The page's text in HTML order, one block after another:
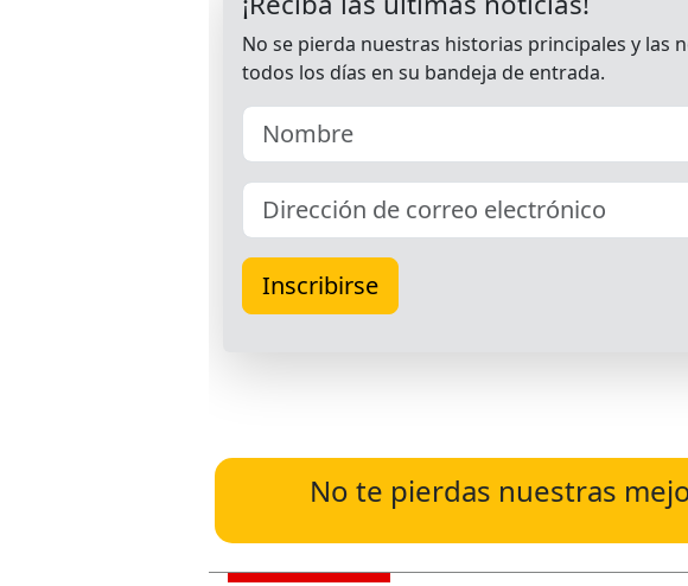
No te pierdas nuestras